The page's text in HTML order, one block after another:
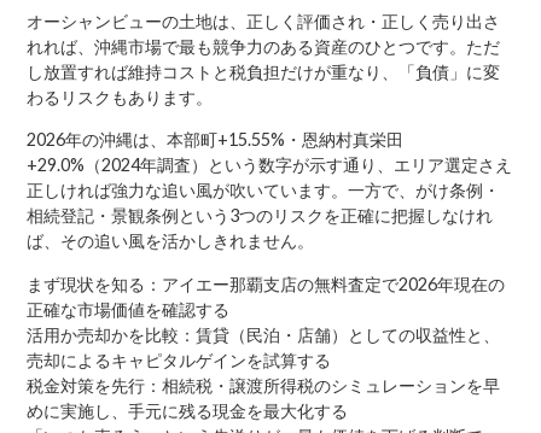
オーシャンビューの土地は、正しく評価され・正しく売り出さ
れれば、沖縄市場で最も競争力のある資産のひとつです。ただ
し放置すれば維持コストと税負担だけが重なり、「負債」に変
わるリスクもあります。
2026年の沖縄は、本部町+15.55%・恩納村真栄田
+29.0%（2024年調査）という数字が示す通り、エリア選定さえ
正しければ強力な追い風が吹いています。一方で、がけ条例・
相続登記・景観条例という3つのリスクを正確に把握しなけれ
ば、その追い風を活かしきれません。
まず現状を知る：アイエー那覇支店の無料査定で2026年現在の
正確な市場価値を確認する
活用か売却かを比較：賃貸（民泊・店舗）としての収益性と、
売却によるキャピタルゲインを試算する
税金対策を先行：相続税・譲渡所得税のシミュレーションを早
めに実施し、手元に残る現金を最大化する